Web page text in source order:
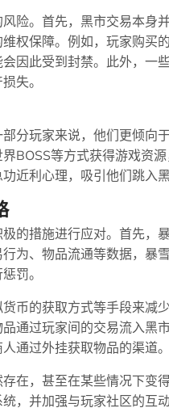
险。首先，黑市交易本身
权保障。例如，玩家购买
因此受到封禁。此外，一
失。
分玩家来说，他们更倾向
BOSS等方式获得游戏资
近利心理，吸引他们跳入黑
的措施进行应对。首先，
为、物品流通等数据，暴
罚。
币的获取方式等手段来减
通过玩家间的交易流入黑
通过外挂获取物品的渠道。
在，甚至在某些情况下变
，并加强与玩家社区的互